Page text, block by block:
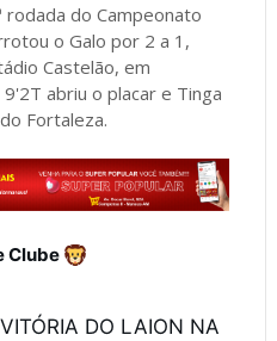
rodada do Campeonato
o Galo por 2 a 1,
Castelão, em
abriu o placar e Tinga
Fortaleza.
Clube
DO LAION NA